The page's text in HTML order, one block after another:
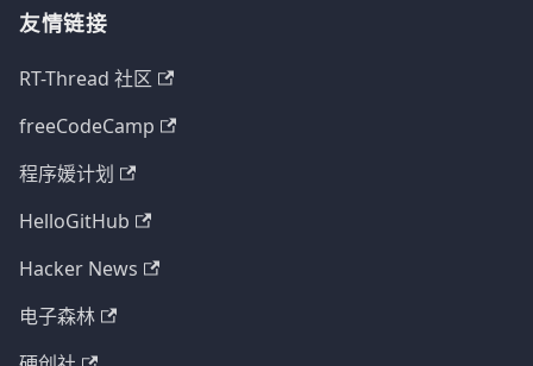
友情链接
RT-Thread 社区
freeCodeCamp
程序媛计划
HelloGitHub
Hacker News
电子森林